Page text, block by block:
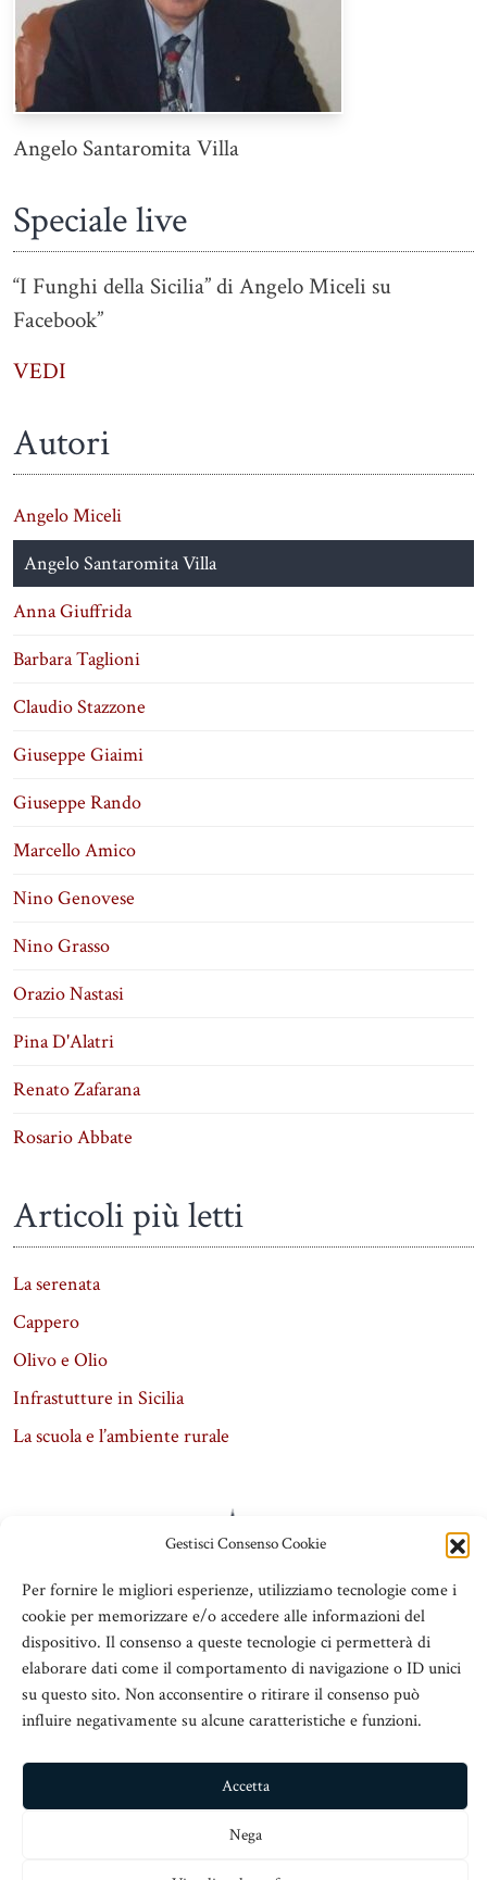
Gestisci Consenso Cookie
Per fornire le migliori esperienze, utilizziamo tecnologie come i
cookie per memorizzare e/o accedere alle informazioni del
dispositivo. Il consenso a queste tecnologie ci permetterà di
elaborare dati come il comportamento di navigazione o ID unici
su questo sito. Non acconsentire o ritirare il consenso può
influire negativamente su alcune caratteristiche e funzioni.
Accetta
Nega
Angelo Santaromita Villa
Speciale live
“I Funghi della Sicilia” di Angelo Miceli su
Facebook”
VEDI
Autori
Angelo Miceli
Angelo Santaromita Villa
Anna Giuffrida
Barbara Taglioni
Claudio Stazzone
Giuseppe Giaimi
Giuseppe Rando
Marcello Amico
Nino Genovese
Nino Grasso
Orazio Nastasi
Pina D'Alatri
Renato Zafarana
Rosario Abbate
Articoli più letti
La serenata
Cappero
Olivo e Olio
Infrastutture in Sicilia
La scuola e l’ambiente rurale
ADSeT
© 2016 Associazione Dirigenti Scolastici e Territorio
98123 Messina